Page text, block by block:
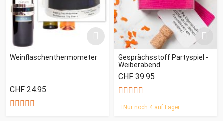
Weinflaschenthermometer
CHF 24.95
Gesprächsstoff Partyspiel -
Weiberabend
CHF 39.95
Nur noch 4 auf Lager